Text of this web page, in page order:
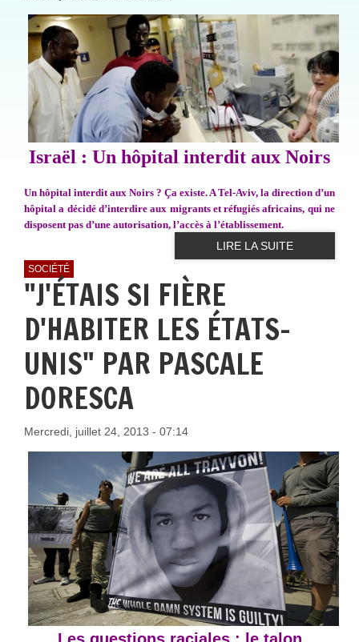
Israël : Un hôpital interdit aux Noirs
Un hôpital interdit aux Noirs ? Ça existe. A Tel-Aviv, la direction d’un
hôpital a décidé d’interdire aux migrants et réfugiés africains, qui ne
disposent pas d’une autorisation, l’accès à l’établissement.
LIRE LA SUITE
SOCIÉTÉ
"J'ÉTAIS SI FIÈRE
D'HABITER LES ÉTATS-
UNIS" PAR PASCALE
DORESCA
Mercredi, juillet 24, 2013 - 07:14